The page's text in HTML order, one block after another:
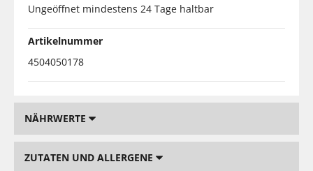
Ungeöffnet mindestens 24 Tage haltbar
Artikelnummer
4504050178
NÄHRWERTE
ZUTATEN UND ALLERGENE